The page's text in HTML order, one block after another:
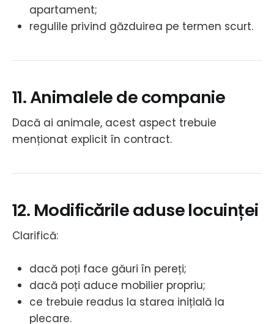
apartament;
regulile privind găzduirea pe termen scurt.
11. Animalele de companie
Dacă ai animale, acest aspect trebuie
menționat explicit în contract.
12. Modificările aduse locuinței
Clarifică:
dacă poți face găuri în pereți;
dacă poți aduce mobilier propriu;
ce trebuie readus la starea inițială la
plecare.